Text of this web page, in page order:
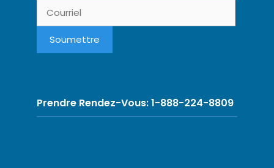
Prendre Rendez-Vous: 1-888-224-8809